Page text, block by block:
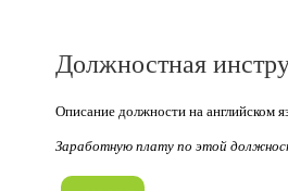
Должностная
Описание должности на английском
Заработную плату по этой